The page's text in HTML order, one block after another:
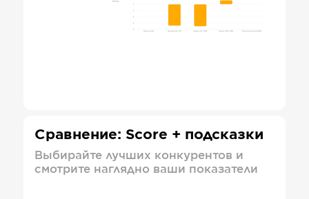
Сравнение: Score + подсказки
Выбирайте лучших конкурентов и
смотрите наглядно ваши показатели